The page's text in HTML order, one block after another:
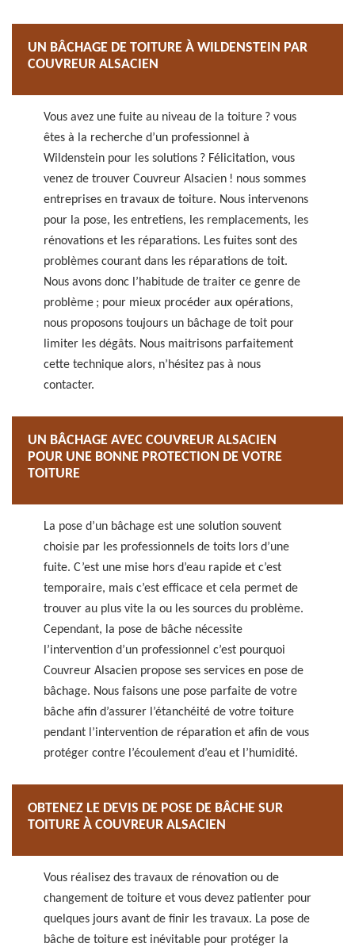
UN BÂCHAGE DE TOITURE À WILDENSTEIN PAR
COUVREUR ALSACIEN
Vous avez une fuite au niveau de la toiture ? vous
êtes à la recherche d’un professionnel à
Wildenstein pour les solutions ? Félicitation, vous
venez de trouver Couvreur Alsacien ! nous sommes
entreprises en travaux de toiture. Nous intervenons
pour la pose, les entretiens, les remplacements, les
rénovations et les réparations. Les fuites sont des
problèmes courant dans les réparations de toit.
Nous avons donc l’habitude de traiter ce genre de
problème ; pour mieux procéder aux opérations,
nous proposons toujours un bâchage de toit pour
limiter les dégâts. Nous maitrisons parfaitement
cette technique alors, n’hésitez pas à nous
contacter.
UN BÂCHAGE AVEC COUVREUR ALSACIEN
POUR UNE BONNE PROTECTION DE VOTRE
TOITURE
La pose d’un bâchage est une solution souvent
choisie par les professionnels de toits lors d’une
fuite. C’est une mise hors d’eau rapide et c’est
temporaire, mais c’est efficace et cela permet de
trouver au plus vite la ou les sources du problème.
Cependant, la pose de bâche nécessite
l’intervention d’un professionnel c’est pourquoi
Couvreur Alsacien propose ses services en pose de
bâchage. Nous faisons une pose parfaite de votre
bâche afin d’assurer l’étanchéité de votre toiture
pendant l’intervention de réparation et afin de vous
protéger contre l’écoulement d’eau et l’humidité.
OBTENEZ LE DEVIS DE POSE DE BÂCHE SUR
TOITURE À COUVREUR ALSACIEN
Vous réalisez des travaux de rénovation ou de
changement de toiture et vous devez patienter pour
quelques jours avant de finir les travaux. La pose de
bâche de toiture est inévitable pour protéger la